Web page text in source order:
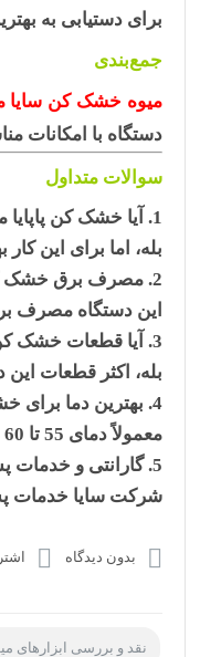
برای دستیابی به
جمع‌بندی
میوه خشک کن سایا
دستگاه با امکانات
سوالات متداول
آیا خشک کن
بله، اما برای این
مصرف برق خشک
این دستگاه مصرف
آیا قطعات خشک
بله، اکثر قطعات
بهترین دما برای
معمولاً دمای 55 تا 60 درجه سانتی‌گراد مناسب‌ترین دما برای خشک کردن میوه‌ها است.
گارانتی و
شرکت سایا خدمات
بدون دیدگاه
نقد و بررسی ابزارهای